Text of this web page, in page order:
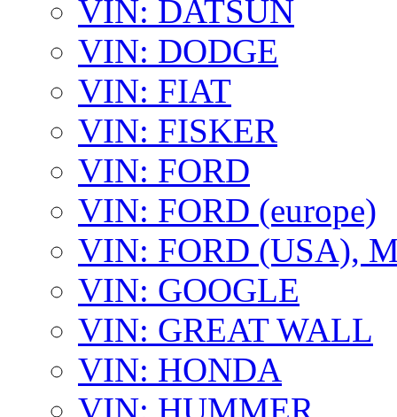
VIN: DATSUN
VIN: DODGE
VIN: FIAT
VIN: FISKER
VIN: FORD
VIN: FORD (europe)
VIN: FORD (USA),
VIN: GOOGLE
VIN: GREAT WALL
VIN: HONDA
VIN: HUMMER